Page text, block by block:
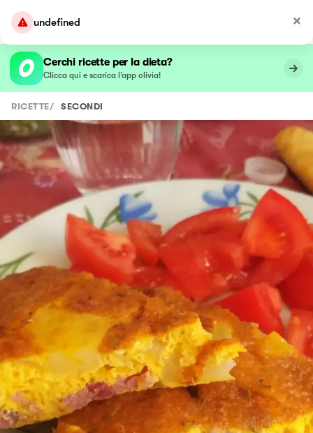
undefined
Cerchi ricette per la dieta?
Clicca qui e scarica l’app olivia!
RICETTE/ SECONDI